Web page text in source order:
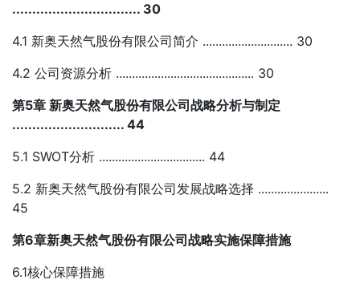
................................ 30
4.1 新奥天然气股份有限公司简介 ............................ 30
4.2 公司资源分析 ........................................... 30
第5章 新奥天然气股份有限公司战略分析与制定
............................ 44
5.1 SWOT分析 ................................. 44
5.2 新奥天然气股份有限公司发展战略选择 ......................
45
第6章新奥天然气股份有限公司战略实施保障措施
6.1核心保障措施